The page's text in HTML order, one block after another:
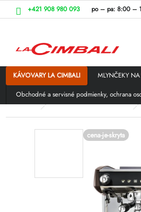
Prejsť
na
+421 908 980 093 po – pa:8:00 –
KÁVOVARY LA CIMBALI MLYNČEKY
Obchodné a servisné podmienky, ochrana
Domov KÁVOVARY LA CIMBALI
cena-je-skryta